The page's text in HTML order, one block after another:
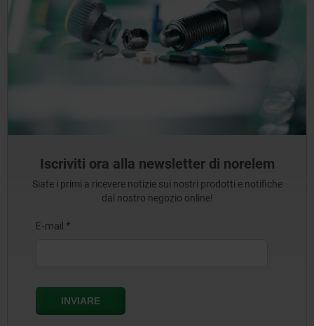
Iscriviti ora alla newsletter di norelem
Siate i primi a ricevere notizie sui nostri prodotti e notifiche
dal nostro negozio online!